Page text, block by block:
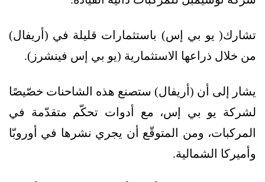
تشارك( يو بي إس) باستثمارات قليلة في (أريفال)
من خلال ذراعها الاستثمارية (يو بي إس فينشرز).
يشار إلى أن (أريفال) ستصنع هذه الشاحنات خصّيصًا
لشركة يو بي إس، مع أدوات تحكّم متقدّمة في
المركبات، ومن المتوقّع أن يجري نشرها في أوروبّا
وأميركا الشمالية.